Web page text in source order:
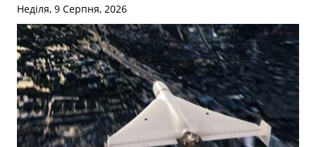
Неділя, 9 Серпня, 2026